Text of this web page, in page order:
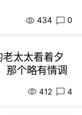
434 0
太太看着夕
那个略有情调
412 4